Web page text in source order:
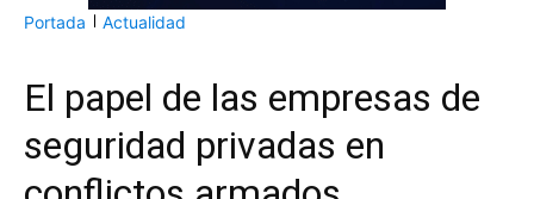
Portada Actualidad
El papel de las empresas de
seguridad privadas en